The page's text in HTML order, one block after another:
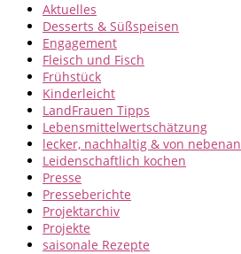
Aktuelles
Desserts & Süßspeisen
Engagement
Fleisch und Fisch
Frühstück
Kinderleicht
LandFrauen Tipps
Lebensmittelwertschätzung
lecker, nachhaltig & von nebenan
Leidenschaftlich kochen
Presse
Presseberichte
Projektarchiv
Projekte
saisonale Rezepte